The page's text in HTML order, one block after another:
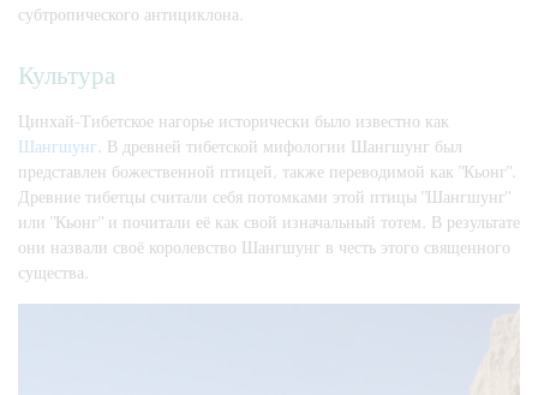
субтропического антициклона.
Культура
Цинхай-Тибетское нагорье исторически было известно как
Шангшунг . В древней тибетской мифологии Шангшунг был
представлен божественной птицей, также переводимой как "Кьонг".
Древние тибетцы считали себя потомками этой птицы "Шангшунг"
или "Кьонг" и почитали её как свой изначальный тотем. В результате
они назвали своё королевство Шангшунг в честь этого священного
существа.